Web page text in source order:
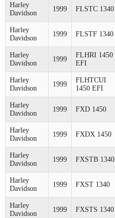
Harley
Davidson
1999 FLSTC 1340
Harley
Davidson
1999 FLSTF 1340
Harley
Davidson
1999
FLHRI 1450
EFI
Harley
Davidson
1999
FLHTCUI
1450 EFI
Harley
Davidson
1999 FXD 1450
Harley
Davidson
1999 FXDX 1450
Harley
Davidson
1999 FXSTB 1340
Harley
Davidson
1999 FXST 1340
Harley
Davidson
1999 FXSTS 1340